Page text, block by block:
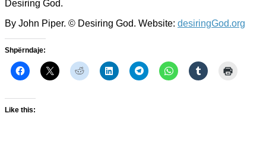
Desiring God.
By John Piper. © Desiring God. Website: desiringGod.org
Shpërndaje:
Like this: